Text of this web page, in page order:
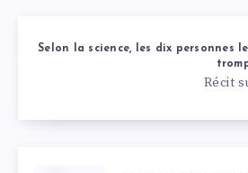
Selon la science, les dix personnes
Récit